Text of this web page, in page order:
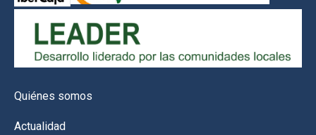
Quiénes somos
Actualidad